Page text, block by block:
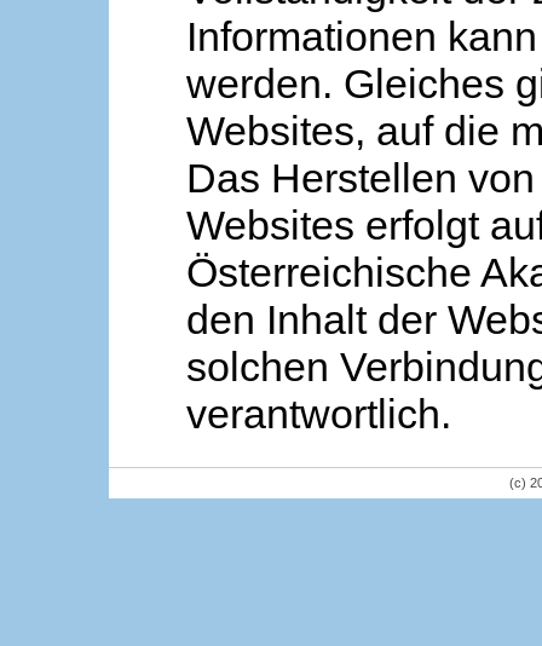
Informationen
werden. Gleiches
Websites, auf die
Das Herstellen
Websites erfolgt
Österreichische
den Inhalt der
solchen
verantwortlich.
(c)